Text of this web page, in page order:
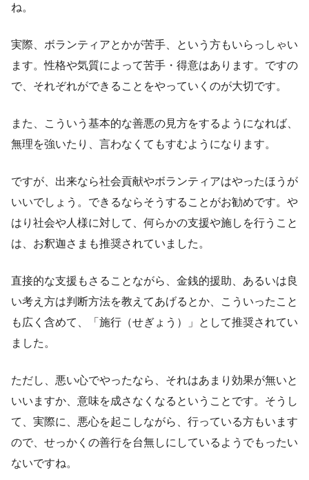
ね。
実際、ボランティアとかが苦手、という方もいらっしゃい
ます。性格や気質によって苦手・得意はあります。ですの
で、それぞれができることをやっていくのが大切です。
また、こういう基本的な善悪の見方をするようになれば、
無理を強いたり、言わなくてもすむようになります。
ですが、出来なら社会貢献やボランティアはやったほうが
いいでしょう。できるならそうすることがお勧めです。や
はり社会や人様に対して、何らかの支援や施しを行うこと
は、お釈迦さまも推奨されていました。
直接的な支援もさることながら、金銭的援助、あるいは良
い考え方は判断方法を教えてあげるとか、こういったこと
も広く含めて、「施行（せぎょう）」として推奨されてい
ました。
ただし、悪い心でやったなら、それはあまり効果が無いと
いいますか、意味を成さなくなるということです。そうし
て、実際に、悪心を起こしながら、行っている方もいます
ので、せっかくの善行を台無しにしているようでもったい
ないですね。